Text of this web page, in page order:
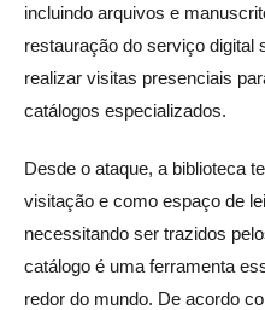
incluindo arquivos e
restauração do serviço digital
realizar visitas presenciais
catálogos especializados.
Desde o ataque, a biblioteca
visitação e como espaço de
necessitando ser trazidos
catálogo é uma ferramenta
redor do mundo. De acordo